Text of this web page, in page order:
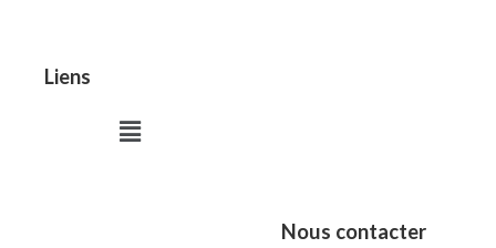
Liens
Menu
Nous contacter